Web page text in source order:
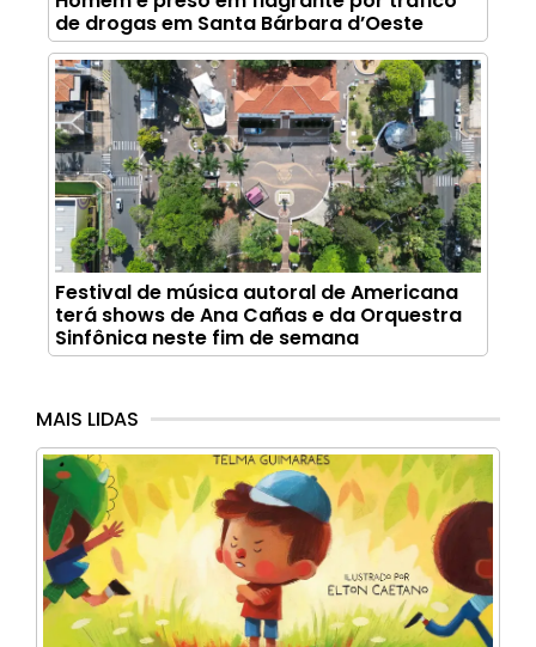
de drogas em Santa Bárbara d’Oeste
Festival de música autoral de Americana
terá shows de Ana Cañas e da Orquestra
Sinfônica neste fim de semana
MAIS LIDAS